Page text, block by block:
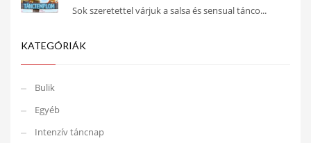
Sok szeretettel várjuk a salsa és sensual tánco...
KATEGÓRIÁK
Bulik
Egyéb
Intenzív táncnap